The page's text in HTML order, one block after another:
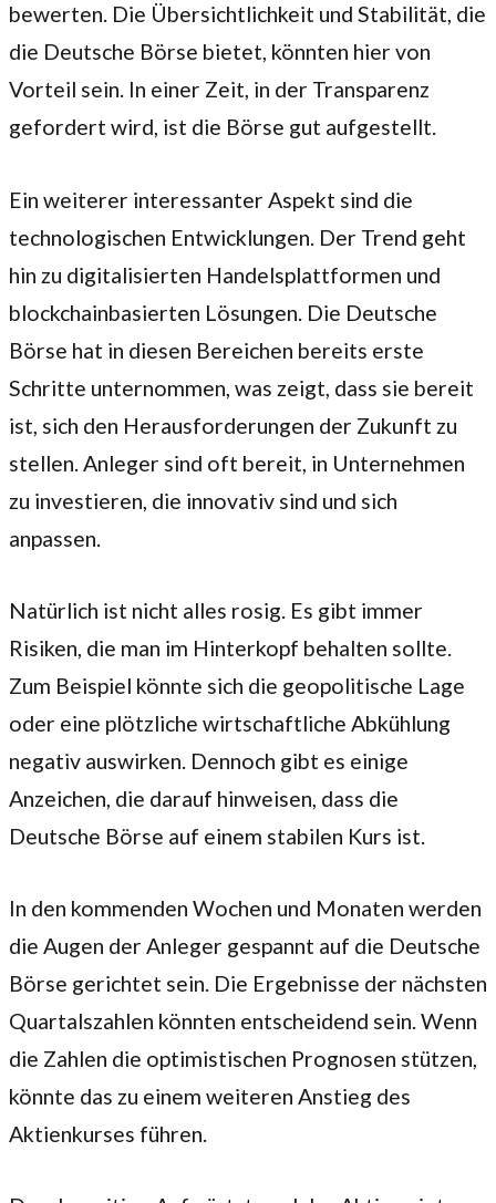
bewerten. Die Übersichtlichkeit und Stabilität, die
die Deutsche Börse bietet, könnten hier von
Vorteil sein. In einer Zeit, in der Transparenz
gefordert wird, ist die Börse gut aufgestellt.
Ein weiterer interessanter Aspekt sind die
technologischen Entwicklungen. Der Trend geht
hin zu digitalisierten Handelsplattformen und
blockchainbasierten Lösungen. Die Deutsche
Börse hat in diesen Bereichen bereits erste
Schritte unternommen, was zeigt, dass sie bereit
ist, sich den Herausforderungen der Zukunft zu
stellen. Anleger sind oft bereit, in Unternehmen
zu investieren, die innovativ sind und sich
anpassen.
Natürlich ist nicht alles rosig. Es gibt immer
Risiken, die man im Hinterkopf behalten sollte.
Zum Beispiel könnte sich die geopolitische Lage
oder eine plötzliche wirtschaftliche Abkühlung
negativ auswirken. Dennoch gibt es einige
Anzeichen, die darauf hinweisen, dass die
Deutsche Börse auf einem stabilen Kurs ist.
In den kommenden Wochen und Monaten werden
die Augen der Anleger gespannt auf die Deutsche
Börse gerichtet sein. Die Ergebnisse der nächsten
Quartalszahlen könnten entscheidend sein. Wenn
die Zahlen die optimistischen Prognosen stützen,
könnte das zu einem weiteren Anstieg des
Aktienkurses führen.